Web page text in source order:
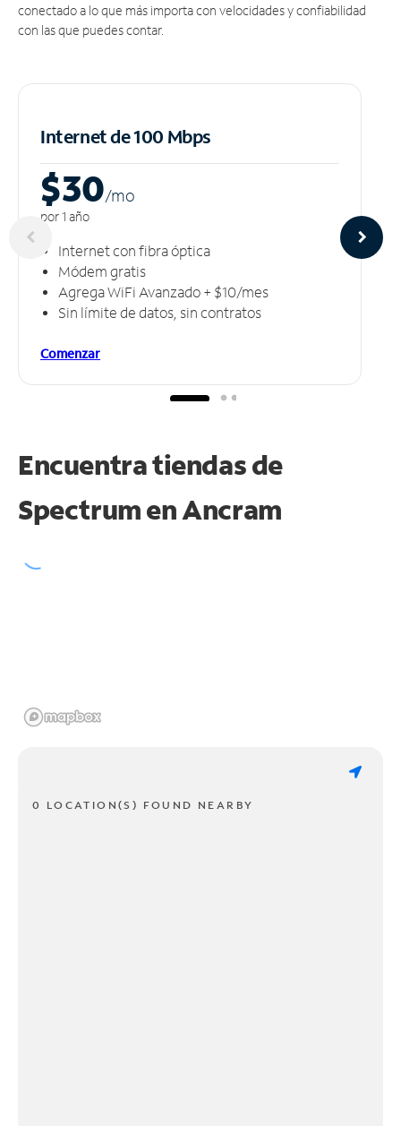
conectado a lo que más importa con velocidades y confiabilidad
con las que puedes contar.
Internet de 100 Mbps
$30/mo
por 1 año
Internet con fibra óptica
Módem gratis
Agrega WiFi Avanzado + $10/mes
Sin límite de datos, sin contratos
Comenzar
Encuentra tiendas de
Spectrum enAncram
0 LOCATION(S) FOUND NEARBY